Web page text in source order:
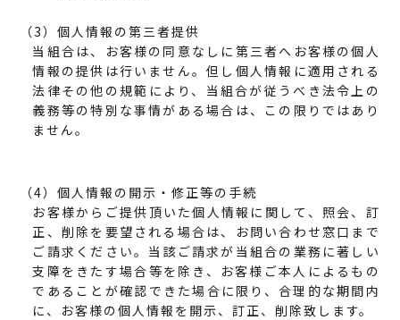
（3）個人情報の第三者提供
当組合は、お客様の同意なしに第三者へお客様の個人
情報の提供は行いません。但し個人情報に適用される
法律その他の規範により、当組合が従うべき法令上の
義務等の特別な事情がある場合は、この限りではあり
ません。
（4）個人情報の開示・修正等の手続
お客様からご提供頂いた個人情報に関して、照会、訂
正、削除を要望される場合は、お問い合わせ窓口まで
ご請求ください。当該ご請求が当組合の業務に著しい
支障をきたす場合等を除き、お客様ご本人によるもの
であることが確認できた場合に限り、合理的な期間内
に、お客様の個人情報を開示、訂正、削除致します。